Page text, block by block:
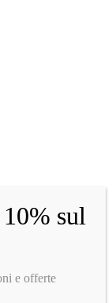
sul
e offerte